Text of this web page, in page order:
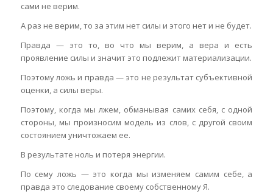
сами не верим.
А раз не верим, то за этим нет силы и этого нет и не будет.
Правда — это то, во что мы верим, а вера и есть
проявление силы и значит это подлежит материализации.
Поэтому ложь и правда — это не результат субъективной
оценки, а силы веры.
Поэтому, когда мы лжем, обманывая самих себя, с одной
стороны, мы произносим модель из слов, с другой своим
состоянием уничтожаем ее.
В результате ноль и потеря энергии.
По сему ложь — это когда мы изменяем самим себе, а
правда это следование своему собственному Я.